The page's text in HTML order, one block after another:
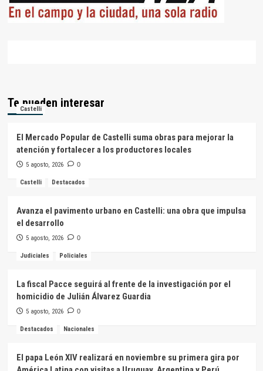
Te pueden interesar
Castelli
El Mercado Popular de Castelli suma obras para mejorar la
atención y fortalecer a los productores locales
5 agosto, 2026 0
Castelli Destacados
Avanza el pavimento urbano en Castelli: una obra que impulsa
el desarrollo
5 agosto, 2026 0
Judiciales Policiales
La fiscal Pacce seguirá al frente de la investigación por el
homicidio de Julián Álvarez Guardia
5 agosto, 2026 0
Destacados Nacionales
El papa León XIV realizará en noviembre su primera gira por